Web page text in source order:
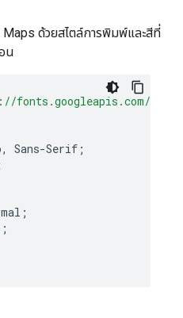
ด้วยสไตล์การพิมพ์และสีที่
น
fonts.googleapis.com/
, Sans-Serif ;
;
;